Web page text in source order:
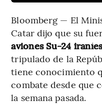
Bloomberg — El
Catar dijo que su
aviones Su-24
tripulado de la
tiene conocimiento
combate desde que
la semana pasada.